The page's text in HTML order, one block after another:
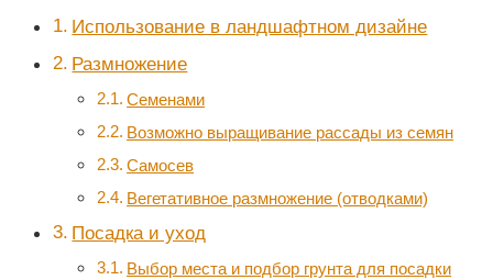
Использование в ландшафтном дизайне
Размножение
Семенами
Возможно выращивание рассады из семян
Самосев
Вегетативное размножение (отводками)
Посадка и уход
Выбор места и подбор грунта для посадки